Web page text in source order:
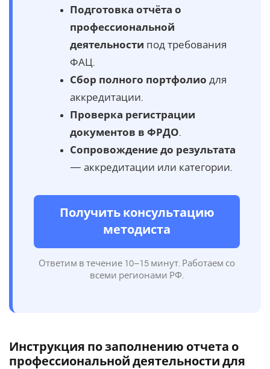
Подготовка отчёта о
профессиональной
деятельности под требования
ФАЦ.
Сбор полного портфолио для
аккредитации.
Проверка регистрации
документов в ФРДО.
Сопровождение до результата
— аккредитации или категории.
Получить консультацию
методиста
Ответим в течение 10–15 минут. Работаем со
всеми регионами РФ.
Инструкция по заполнению отчета о
профессиональной деятельности для